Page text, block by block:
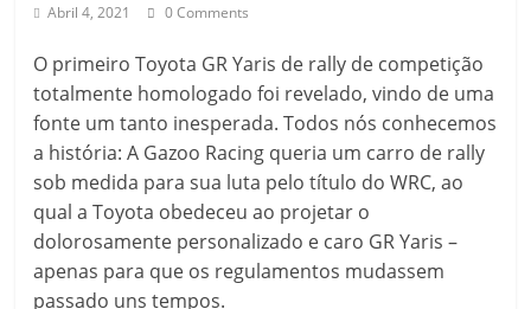
Abril 4, 2021 0 Comments
O primeiro Toyota GR Yaris de rally de competição
totalmente homologado foi revelado, vindo de uma
fonte um tanto inesperada. Todos nós conhecemos
a história: A Gazoo Racing queria um carro de rally
sob medida para sua luta pelo título do WRC, ao
qual a Toyota obedeceu ao projetar o
dolorosamente personalizado e caro GR Yaris –
apenas para que os regulamentos mudassem
passado uns tempos.